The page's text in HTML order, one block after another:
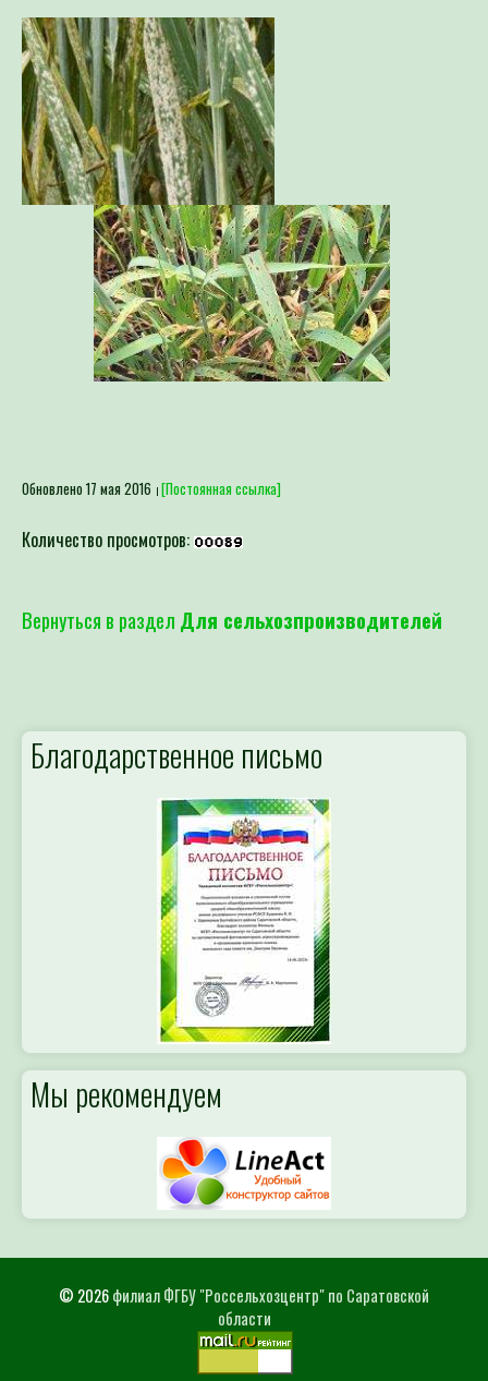
Обновлено 17 мая 2016 [Постоянная ссылка]
Количество просмотров:
Вернуться в раздел Для сельхозпроизводителей
Благодарственное письмо
Мы рекомендуем
© 2026филиал ФГБУ "Россельхозцентр" по Саратовской
области